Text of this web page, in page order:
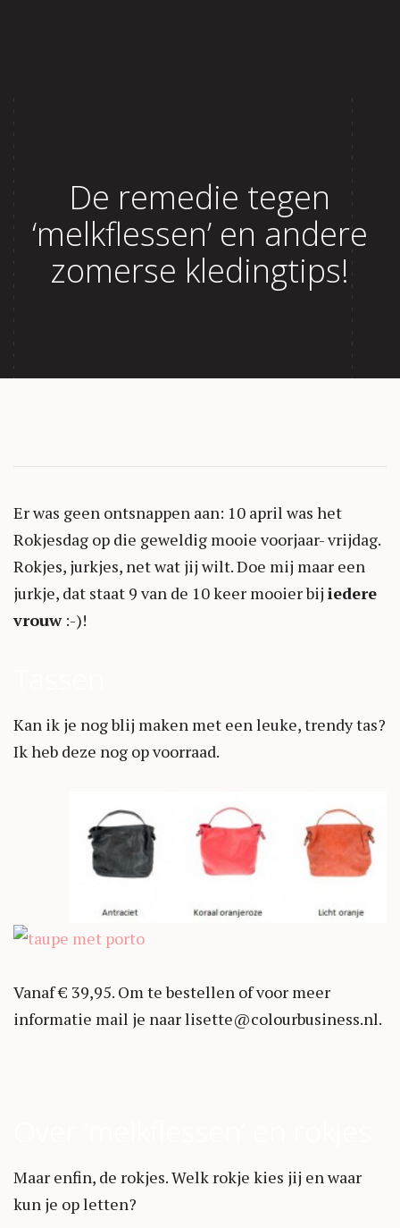
Reviews
Blog
Contact
De remedie tegen
‘melkflessen’ en andere
zomerse kledingtips!
Er was geen ontsnappen aan: 10 april was het
Rokjesdag op die geweldig mooie voorjaar- vrijdag.
Rokjes, jurkjes, net wat jij wilt. Doe mij maar een
jurkje, dat staat 9 van de 10 keer mooier bij iedere
vrouw:-)!
Kan ik je nog blij maken met een leuke, trendy tas?
Ik heb deze nog op voorraad.
Vanaf € 39,95. Om te bestellen of voor meer
informatie mail je naar lisette@colourbusiness.nl.
Maar enfin, de rokjes. Welk rokje kies jij en waar
kun je op letten?